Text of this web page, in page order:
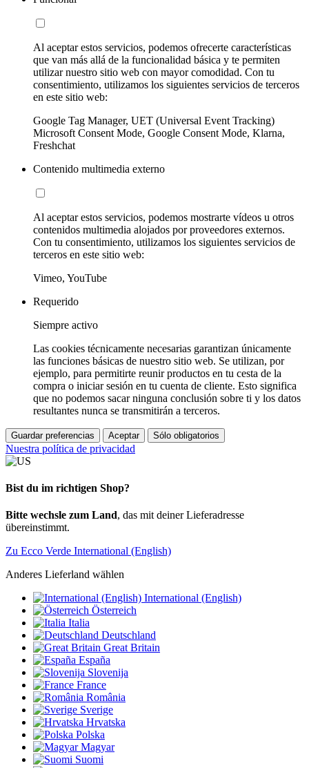
Al aceptar estos servicios, podemos ofrecerte características
que van más allá de la funcionalidad básica y te permiten
utilizar nuestro sitio web con mayor comodidad. Con tu
consentimiento, utilizamos los siguientes servicios de terceros
en este sitio web:
Google Tag Manager, UET (Universal Event Tracking)
Microsoft Consent Mode, Google Consent Mode, Klarna,
Freshchat
Contenido multimedia externo
Al aceptar estos servicios, podemos mostrarte vídeos u otros
contenidos multimedia alojados por proveedores externos.
Con tu consentimiento, utilizamos los siguientes servicios de
terceros en este sitio web:
Vimeo, YouTube
Requerido
Siempre activo
Las cookies técnicamente necesarias garantizan únicamente
las funciones básicas de nuestro sitio web. Se utilizan, por
ejemplo, para permitirte reunir productos en tu cesta de la
compra o iniciar sesión en tu cuenta de cliente. Esto significa
que no podemos sacar ninguna conclusión sobre ti y los datos
resultantes nunca se transmitirán a terceros.
Guardar preferencias Aceptar Sólo obligatorios
Nuestra política de privacidad
Bist du im richtigen Shop?
Bitte wechsle zum Land, das mit deiner Lieferadresse
übereinstimmt.
Zu Ecco Verde International (English)
Anderes Lieferland wählen
International (English)
Österreich
Italia
Deutschland
Great Britain
España
Slovenija
France
România
Sverige
Hrvatska
Polska
Magyar
Suomi